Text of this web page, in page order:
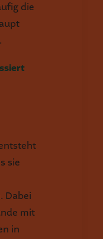
die
sie
Dabei
mit
in